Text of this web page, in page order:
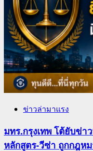
ข่าวล่ามาแรง
มทร.กรุงเทพ โต้ยับข่า
หลักสูตร-วีซ่า ถูกกฎห